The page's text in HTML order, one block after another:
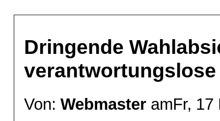
Dringende
verantwortungslose
Von: Webmaster amFr, 17